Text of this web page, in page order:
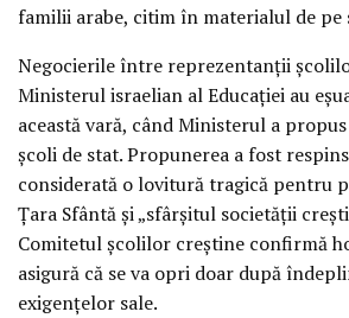
familii arabe, citim în materialul de pe
Negocierile între reprezentanții
Ministerul israelian al Educației au
această vară, când Ministerul a
școli de stat. Propunerea a fost
considerată o lovitură tragică pentru
Țara Sfântă și „sfârșitul societății
Comitetul școlilor creștine confirmă
asigură că se va opri doar după
exigențelor sale.